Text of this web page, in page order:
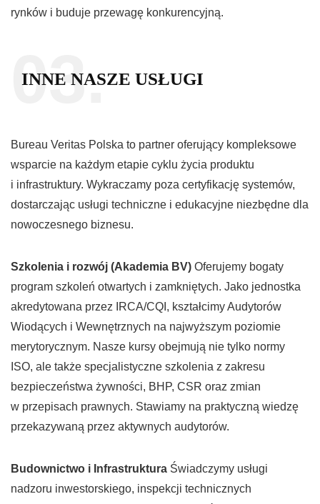
rynków i buduje przewagę konkurencyjną.
03.
INNE NASZE USŁUGI
Bureau Veritas Polska to partner oferujący kompleksowe
wsparcie na każdym etapie cyklu życia produktu
i infrastruktury. Wykraczamy poza certyfikację systemów,
dostarczając usługi techniczne i edukacyjne niezbędne dla
nowoczesnego biznesu.
Szkolenia i rozwój (Akademia BV) Oferujemy bogaty
program szkoleń otwartych i zamkniętych. Jako jednostka
akredytowana przez IRCA/CQI, kształcimy Audytorów
Wiodących i Wewnętrznych na najwyższym poziomie
merytorycznym. Nasze kursy obejmują nie tylko normy
ISO, ale także specjalistyczne szkolenia z zakresu
bezpieczeństwa żywności, BHP, CSR oraz zmian
w przepisach prawnych. Stawiamy na praktyczną wiedzę
przekazywaną przez aktywnych audytorów.
Budownictwo i Infrastruktura Świadczymy usługi
nadzoru inwestorskiego, inspekcji technicznych